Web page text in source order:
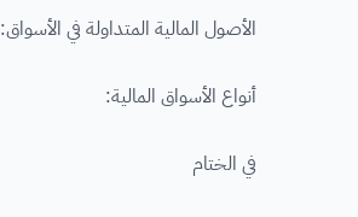
الأصول المالية المتداولة في الأسواق:
أنواع الأسواق المالية:
في الختام